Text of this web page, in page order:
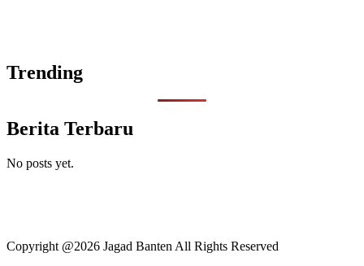
Trending
Berita Terbaru
No posts yet.
Copyright @2026 Jagad Banten All Rights Reserved